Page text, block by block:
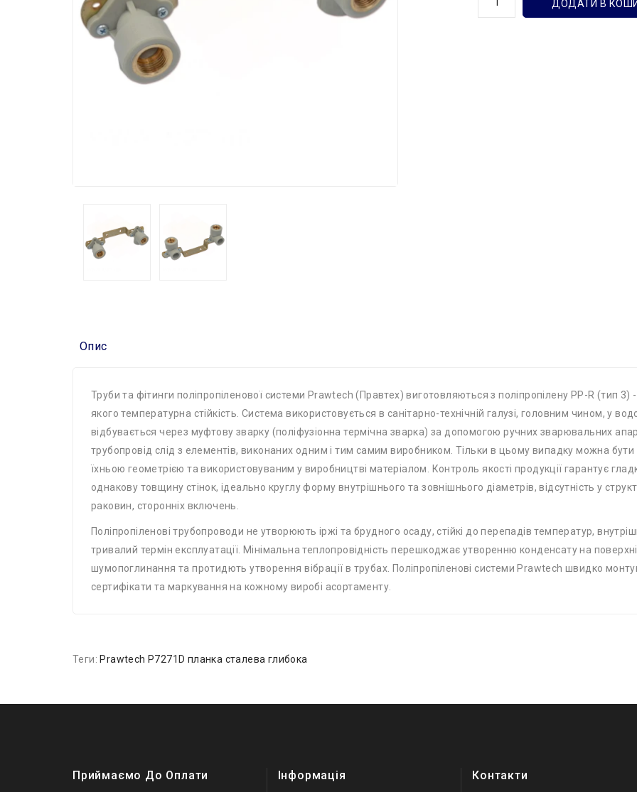
ДОДАТИ В
Опис
Труби та фітинги поліпропіленової системи Prawtech (Правтех) виготовляються з поліпропілену PP-R (тип
якого температурна стійкість. Система використовується в санітарно-технічній галузі, головним чином, у
відбувається через муфтову зварку (поліфузіонна термічна зварка) за допомогою ручних зварювальних
трубопровід слід з елементів, виконаних одним і тим самим виробником. Тільки в цьому випадку можна бути
їхньою геометрією та використовуваним у виробництві матеріалом. Контроль якості продукції гарантує
однакову товщину стінок, ідеально круглу форму внутрішнього та зовнішнього діаметрів, відсутність у
раковин, сторонніх включень.
Поліпропіленові трубопроводи не утворюють іржі та брудного осаду, стійкі до перепадів температур,
тривалий термін експлуатації. Мінімальна теплопровідність перешкоджає утворенню конденсату на
шумопоглинання та протидють утворення вібрації в трубах. Поліпропіленові системи Prawtech швидко
сертифікати та маркування на кожному виробі асортаменту.
Теги: Prawtech P7271D планка сталева глибока
Приймаємо До Оплати Інформація Контакти